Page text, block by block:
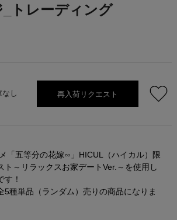
トレーディング
なし 再入荷リクエスト
「五等分の花嫁∽」HICUL（ハイカル）限
ト～リラックスお家デートVer.～を使用し
す！
種単品（ランダム）売りの商品になりま